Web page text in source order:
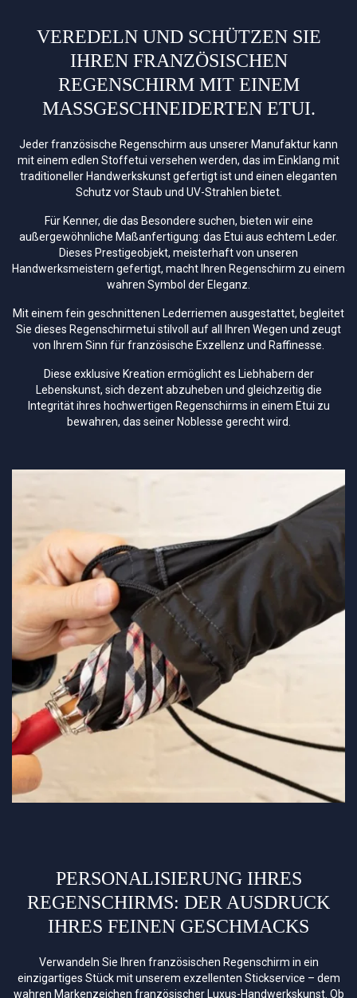
VEREDELN UND SCHÜTZEN SIE
IHREN FRANZÖSISCHEN
REGENSCHIRM MIT EINEM
MASSGESCHNEIDERTEN ETUI.
Jeder französische Regenschirm aus unserer Manufaktur kann
mit einem edlen Stoffetui versehen werden, das im Einklang mit
traditioneller Handwerkskunst gefertigt ist und einen eleganten
Schutz vor Staub und UV-Strahlen bietet.
Für Kenner, die das Besondere suchen, bieten wir eine
außergewöhnliche Maßanfertigung: das Etui aus echtem Leder.
Dieses Prestigeobjekt, meisterhaft von unseren
Handwerksmeistern gefertigt, macht Ihren Regenschirm zu einem
wahren Symbol der Eleganz.
Mit einem fein geschnittenen Lederriemen ausgestattet, begleitet
Sie dieses Regenschirmetui stilvoll auf all Ihren Wegen und zeugt
von Ihrem Sinn für französische Exzellenz und Raffinesse.
Diese exklusive Kreation ermöglicht es Liebhabern der
Lebenskunst, sich dezent abzuheben und gleichzeitig die
Integrität ihres hochwertigen Regenschirms in einem Etui zu
bewahren, das seiner Noblesse gerecht wird.
PERSONALISIERUNG IHRES
REGENSCHIRMS: DER AUSDRUCK
IHRES FEINEN GESCHMACKS
Verwandeln Sie Ihren französischen Regenschirm in ein
einzigartiges Stück mit unserem exzellenten Stickservice – dem
wahren Markenzeichen französischer Luxus-Handwerkskunst. Ob